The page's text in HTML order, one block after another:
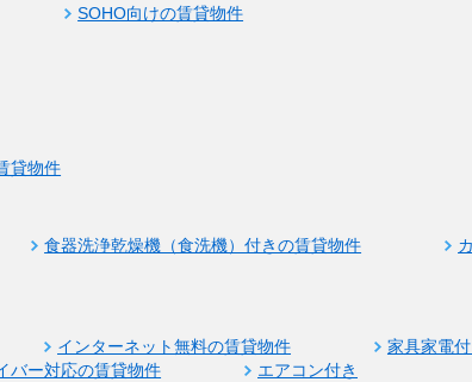
SOHO向けの賃貸物件
貸物件
食器洗浄乾燥機（食洗機）付きの賃貸物件
インターネット無料の賃貸物件
家具家電
バー対応の賃貸物件 エアコン付き